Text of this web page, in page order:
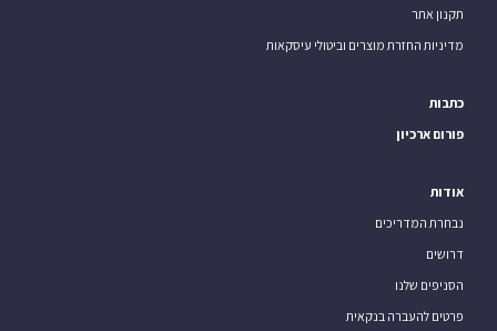
תקנון אתר
מדיניות החזרת מוצרים וביטולי עיסקאות
כתבות
פורום ארכיון
אודות
נבחרת המדריכים
דרושים
הסניפים שלנו
פרטים להעברה בנקאית